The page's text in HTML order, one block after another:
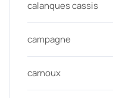
calanques cassis
campagne
carnoux